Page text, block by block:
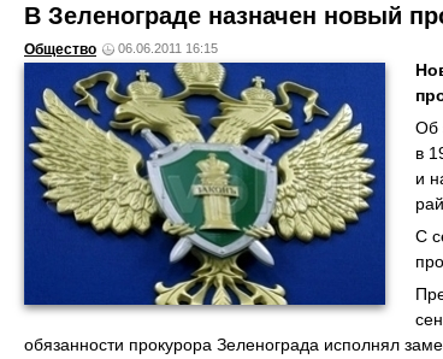
В Зеленограде назначен новый
Общество 06.06.2011 16:15
Об
в
и
С
обязанности прокурора Зеленограда исполнял